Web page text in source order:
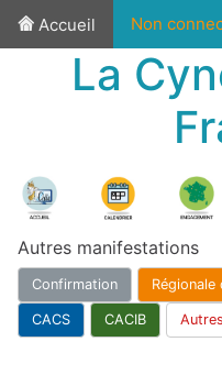
Accueil Non
La
Autres manifestations
Confirmation Régionale
CACS CACIB Autres